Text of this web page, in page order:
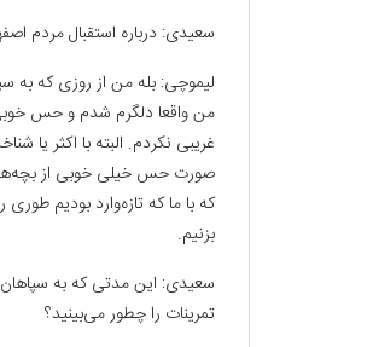
سعیدی: درباره استقبال مردم
لیموچی: بله من از روزی که به
من واقعا دلگرم شدم و حس خوبی
غریبی نکردم. البته با اکثر یا
صورت حس خیلی خوبی از بچه‌ها
که با ما که تازه‌وارد بودیم
بزنیم.
سعیدی: این مدتی که به
تمرینات را چطور می‌بینید؟